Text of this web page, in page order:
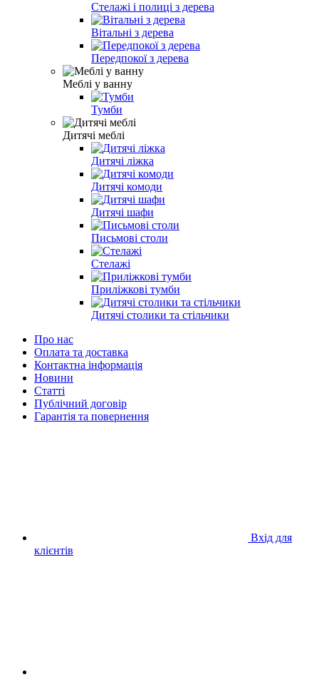
Стелажі і полиці з дерева
Вітальні з дерева
Передпокої з дерева
Меблі у ванну
Тумби
Дитячі меблі
Дитячі ліжка
Дитячі комоди
Дитячі шафи
Письмові столи
Стелажі
Приліжкові тумби
Дитячі столики та стільчики
Про нас
Оплата та доставка
Контактна інформація
Новини
Статті
Публічний договір
Гарантія та повернення
Вхід для
клієнтів